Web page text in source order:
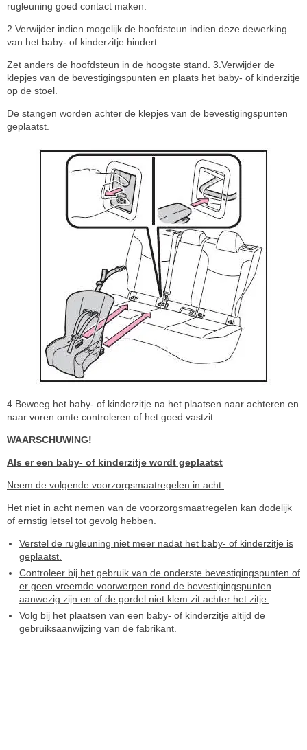
rugleuning goed contact maken.
2.Verwijder indien mogelijk de hoofdsteun indien deze dewerking
van het baby- of kinderzitje hindert.
Zet anders de hoofdsteun in de hoogste stand. 3.Verwijder de
klepjes van de bevestigingspunten en plaats het baby- of kinderzitje
op de stoel.
De stangen worden achter de klepjes van de bevestigingspunten
geplaatst.
4.Beweeg het baby- of kinderzitje na het plaatsen naar achteren en
naar voren omte controleren of het goed vastzit.
WAARSCHUWING!
Als er een baby- of kinderzitje wordt geplaatst
Neem de volgende voorzorgsmaatregelen in acht.
Het niet in acht nemen van de voorzorgsmaatregelen kan dodelijk
of ernstig letsel tot gevolg hebben.
Verstel de rugleuning niet meer nadat het baby- of kinderzitje is
geplaatst.
Controleer bij het gebruik van de onderste bevestigingspunten of
er geen vreemde voorwerpen rond de bevestigingspunten
aanwezig zijn en of de gordel niet klem zit achter het zitje.
Volg bij het plaatsen van een baby- of kinderzitje altijd de
gebruiksaanwijzing van de fabrikant.